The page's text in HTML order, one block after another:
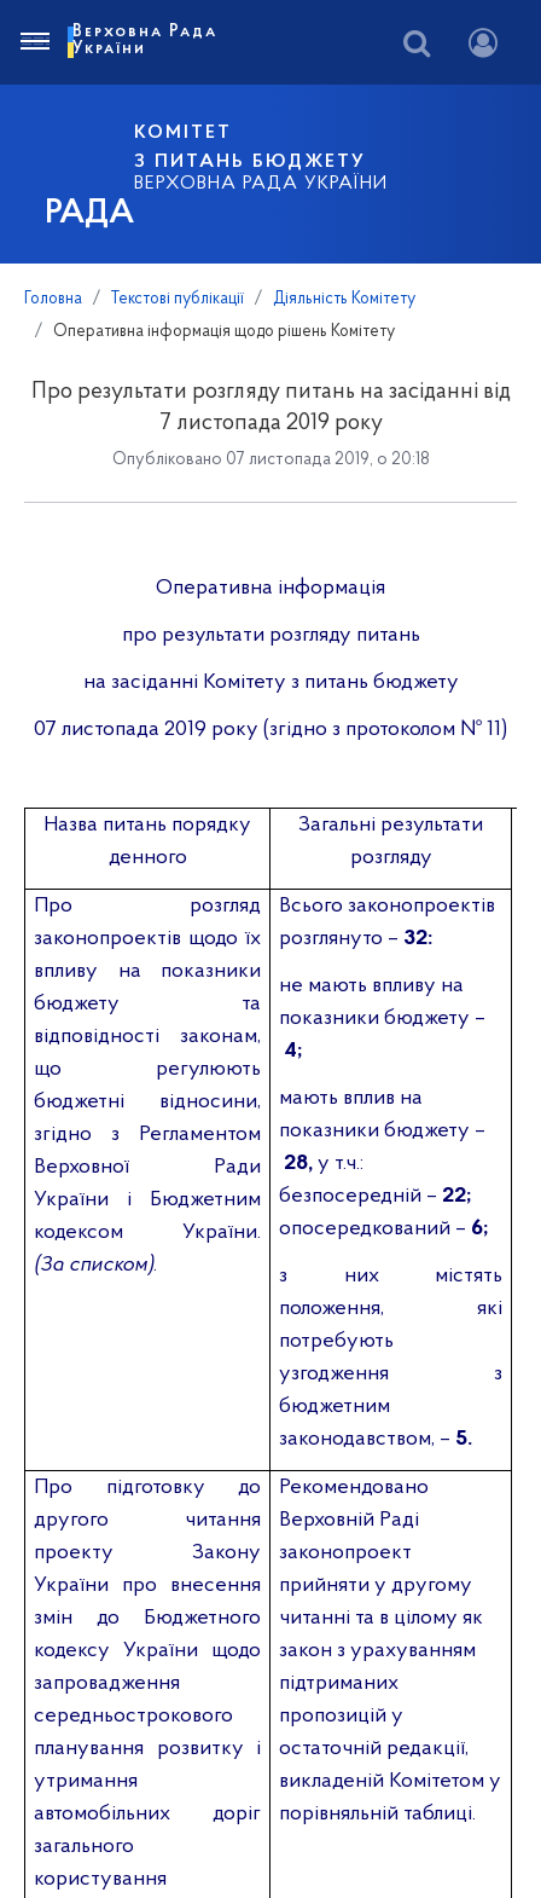
РАДА
КОМІТЕТ
З ПИТАНЬ БЮДЖЕТУ
ВЕРХОВНА РАДА УКРАЇНИ
Верховна Рада
України
Головна Текстові публікації
Діяльність Комітету
Оперативна інформація щодо рішень Комітету
Про результати розгляду питань на засіданні від
7 листопада 2019 року
Опубліковано 07 листопада 2019, о 20:18
Оперативна інформація
про результати розгляду питань
на засіданні Комітету з питань бюджету
07 листопада 2019 року (згідно з протоколом № 11)
Назва питань порядку
денного
Загальні результати
розгляду
Про розгляд
законопроектів щодо їх
впливу на показники
бюджету та
відповідності законам,
що регулюють
бюджетні відносини,
згідно з Регламентом
Верховної Ради
України і Бюджетним
кодексом України.
(За списком).
Всього законопроектів
розглянуто – 32:
не мають впливу на
показники бюджету –
4;
мають вплив на
показники бюджету –
28,у т.ч.:
безпосередній – 22;
опосередкований – 6;
з них містять
положення, які
потребують
узгодження з
бюджетним
законодавством, – 5.
Про підготовку до
другого читання
проекту Закону
України про внесення
змін до Бюджетного
кодексу України щодо
запровадження
середньострокового
планування розвитку і
утримання
автомобільних доріг
загального
користування
Рекомендовано
Верховній Раді
законопроект
прийняти у другому
читанні та в цілому як
закон з урахуванням
підтриманих
пропозицій у
остаточній редакції,
викладеній Комітетом у
порівняльній таблиці.